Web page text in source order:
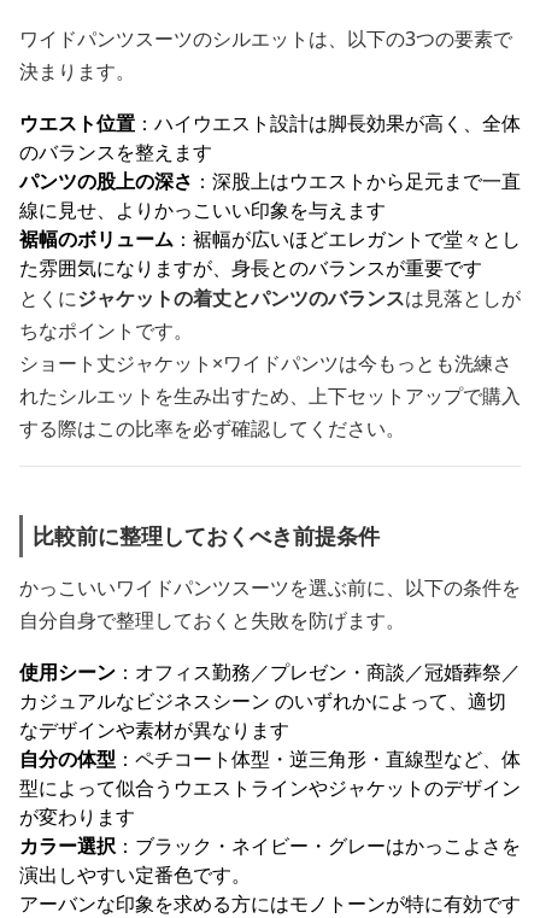
ワイドパンツスーツのシルエットは、以下の3つの要素で
決まります。
ウエスト位置 ：ハイウエスト設計は脚長効果が高く、全体
のバランスを整えます
パンツの股上の深さ ：深股上はウエストから足元まで一直
線に見せ、よりかっこいい印象を与えます
裾幅のボリューム ：裾幅が広いほどエレガントで堂々とし
た雰囲気になりますが、身長とのバランスが重要です
とくにジャケットの着丈とパンツのバランスは見落としが
ちなポイントです。
ショート丈ジャケット×ワイドパンツは今もっとも洗練さ
れたシルエットを生み出すため、上下セットアップで購入
する際はこの比率を必ず確認してください。
比較前に整理しておくべき前提条件
かっこいいワイドパンツスーツを選ぶ前に、以下の条件を
自分自身で整理しておくと失敗を防げます。
使用シーン ：オフィス勤務／プレゼン・商談／冠婚葬祭／
カジュアルなビジネスシーン のいずれかによって、適切
なデザインや素材が異なります
自分の体型 ：ペチコート体型・逆三角形・直線型など、体
型によって似合うウエストラインやジャケットのデザイン
が変わります
カラー選択 ：ブラック・ネイビー・グレーはかっこよさを
演出しやすい定番色です。
アーバンな印象を求める方にはモノトーンが特に有効です